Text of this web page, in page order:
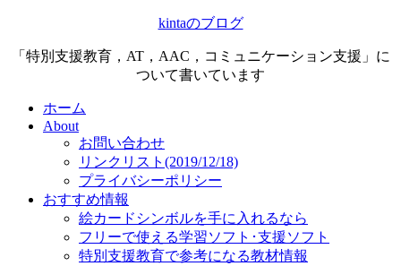
kintaのブログ
「特別支援教育，AT，AAC，コミュニケーション支援」に
ついて書いています
ホーム
About
お問い合わせ
リンクリスト(2019/12/18)
プライバシーポリシー
おすすめ情報
絵カードシンボルを手に入れるなら
フリーで使える学習ソフト･支援ソフト
特別支援教育で参考になる教材情報